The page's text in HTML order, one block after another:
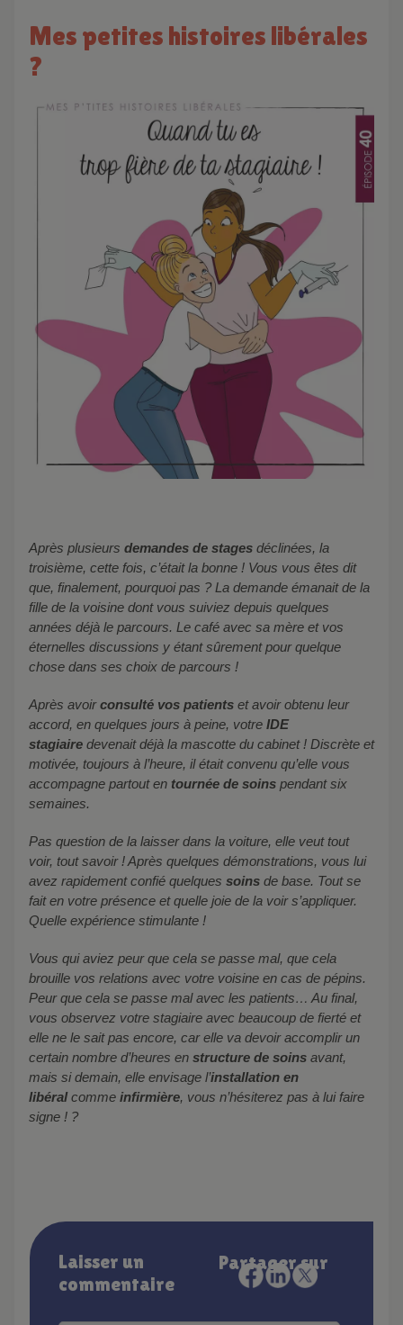
Mes petites histoires libérales
?
Après plusieurs demandes de stages déclinées, la
troisième, cette fois, c’était la bonne ! Vous vous êtes dit
que, finalement, pourquoi pas ? La demande émanait de la
fille de la voisine dont vous suiviez depuis quelques
années déjà le parcours. Le café avec sa mère et vos
éternelles discussions y étant sûrement pour quelque
chose dans ses choix de parcours !
Après avoirconsulté vos patients et avoir obtenu leur
accord, en quelques jours à peine, votre IDE
stagiaire devenait déjà la mascotte du cabinet ! Discrète et
motivée, toujours à l’heure, il était convenu qu’elle vous
accompagne partout en tournée de soins pendant six
semaines.
Pas question de la laisser dans la voiture, elle veut tout
voir, tout savoir ! Après quelques démonstrations, vous lui
avez rapidement confié quelques soins de base. Tout se
fait en votre présence et quelle joie de la voir s’appliquer.
Quelle expérience stimulante !
Vous qui aviez peur que cela se passe mal, que cela
brouille vos relations avec votre voisine en cas de pépins.
Peur que cela se passe mal avec les patients… Au final,
vous observez votre stagiaire avec beaucoup de fierté et
elle ne le sait pas encore, car elle va devoir accomplir un
certain nombre d’heures en structure de soins avant,
mais si demain, elle envisage l’installation en
libéralcomme infirmière, vous n’hésiterez pas à lui faire
signe ! ?
Laisser un
commentaire
Partager sur